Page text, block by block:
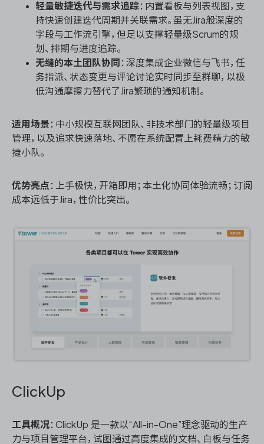
轻量敏捷迭代与需求追踪：内置看板与列表视图，支
持快速创建迭代周期并关联需求。虽无Jira般深度的
字段与工作流引擎，但足以支撑轻量级Scrum的规
划、排期与进度追踪。
无缝的本土团队协同 ：深度集成企业微信与飞书，任
务指派、状态变更与评论讨论实时同步至群聊，以极
低沟通摩擦力替代了Jira繁琐的通知机制。
适用场景 ：中小规模互联网团队、非技术部门的轻量级项目
管理，以及追求快速落地、不愿在系统配置上耗费精力的敏
捷小队。
优势亮点 ：上手极快，开箱即用；本土化协同体验流畅；订阅
成本远低于Jira，性价比突出。
ClickUp
工具概况：ClickUp 是一款以“All-in-One”理念驱动的生产
力与项目管理平台，试图通过高度集成的文档、白板与任务